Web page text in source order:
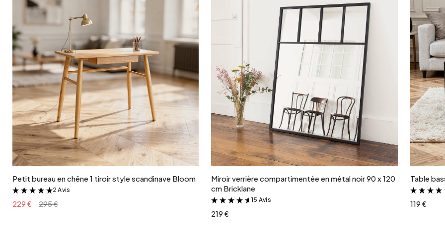
poids colis
22 kg
coloris
blanc crème
Ajouter au panier
Petit bureau en chêne 1 tiroir style scandinave Bloom
&
2 Avis
229 € 295 €
Ajouter au panier
Miroir verrière compartimentée en métal noir 90 x 120
cm Bricklane
&
15 Avis
219 €
Table
119 €